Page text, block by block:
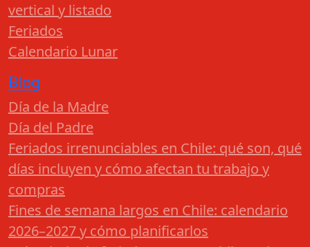
vertical y listado
Feriados
Calendario Lunar
Blog
Día de la Madre
Día del Padre
Feriados irrenunciables en Chile: qué son, qué
días incluyen y cómo afectan tu trabajo y
compras
Fines de semana largos en Chile: calendario
2026–2027 y cómo planificarlos